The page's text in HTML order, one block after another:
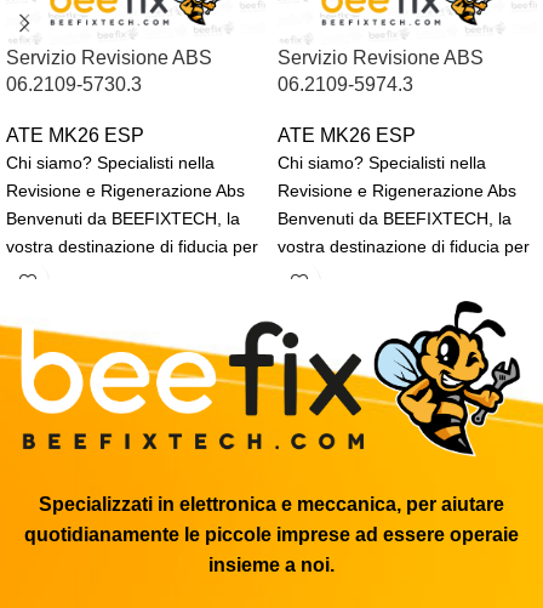
Servizio Revisione ABS
06.2109-5730.3
ATE MK26 ESP
Chi siamo? Specialisti nella
Revisione e Rigenerazione Abs
Benvenuti da BEEFIXTECH, la
vostra destinazione di fiducia per
la rigenerazione, revisione
Servizio Revisione ABS
06.2109-5974.3
ATE MK26 ESP
Chi siamo? Specialisti nella
Revisione e Rigenerazione Abs
Benvenuti da BEEFIXTECH, la
vostra destinazione di fiducia per
la rigenerazione, revisione
Specializzati in elettronica e meccanica, per aiutare
quotidianamente le piccole imprese ad essere operaie
insieme a noi.